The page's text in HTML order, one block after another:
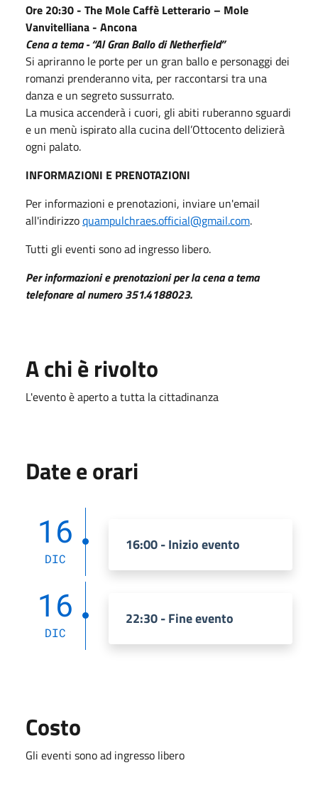
Ore 20:30 - The Mole Caffè Letterario – Mole
Vanvitelliana - Ancona
Cena a tema - “Al Gran Ballo di Netherfield”
Si apriranno le porte per un gran ballo e personaggi dei
romanzi prenderanno vita, per raccontarsi tra una
danza e un segreto sussurrato.
La musica accenderà i cuori, gli abiti ruberanno sguardi
e un menù ispirato alla cucina dell’Ottocento delizierà
ogni palato.
INFORMAZIONI E PRENOTAZIONI
Per informazioni e prenotazioni, inviare un'email
all'indirizzoquampulchraes.official@gmail.com.
Tutti gli eventi sono ad ingresso libero.
Per informazioni e prenotazioni per la cena a tema
telefonare al numero 351.4188023.
A chi è rivolto
L'evento è aperto a tutta la cittadinanza
Date e orari
16
DIC
16:00 - Inizio evento
16
DIC
22:30 - Fine evento
Costo
Gli eventi sono ad ingresso libero